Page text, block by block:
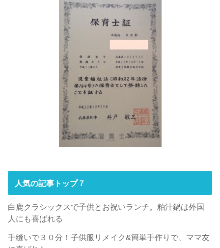
人気の記事トップ７
白鹿クラシックスで子供とお祝いランチ。粕汁鍋は外国
人にも喜ばれる
手縫いで３０分！子供服リメイク&簡単手作りで、ママ友